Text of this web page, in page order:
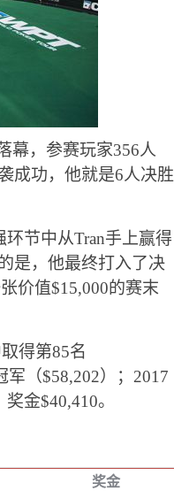
幕，参赛玩家356人
成功，他就是6人决胜
环节中从Tran手上赢得
是，他最终打入了决
价值$15,000的赛末
得第85名
军（$58,202）；2017
金$40,410。
奖金